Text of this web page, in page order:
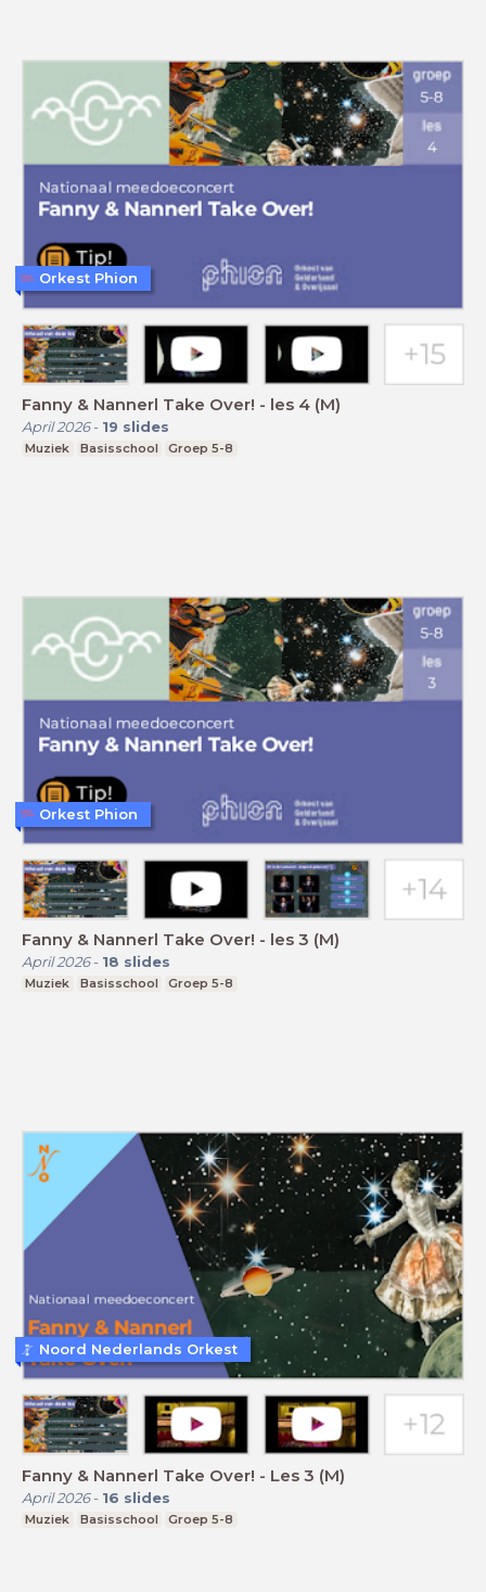
Fanny & Nannerl Take Over! - les 4 (M)
April 2026- 19 slides
Muziek Basisschool Groep 5-8
Orkest Phion
Fanny & Nannerl Take Over! - les 3 (M)
April 2026- 18 slides
Muziek Basisschool Groep 5-8
Orkest Phion
Fanny & Nannerl Take Over! - Les 3 (M)
April 2026- 16 slides
Muziek Basisschool Groep 5-8
Noord Nederlands Orkest